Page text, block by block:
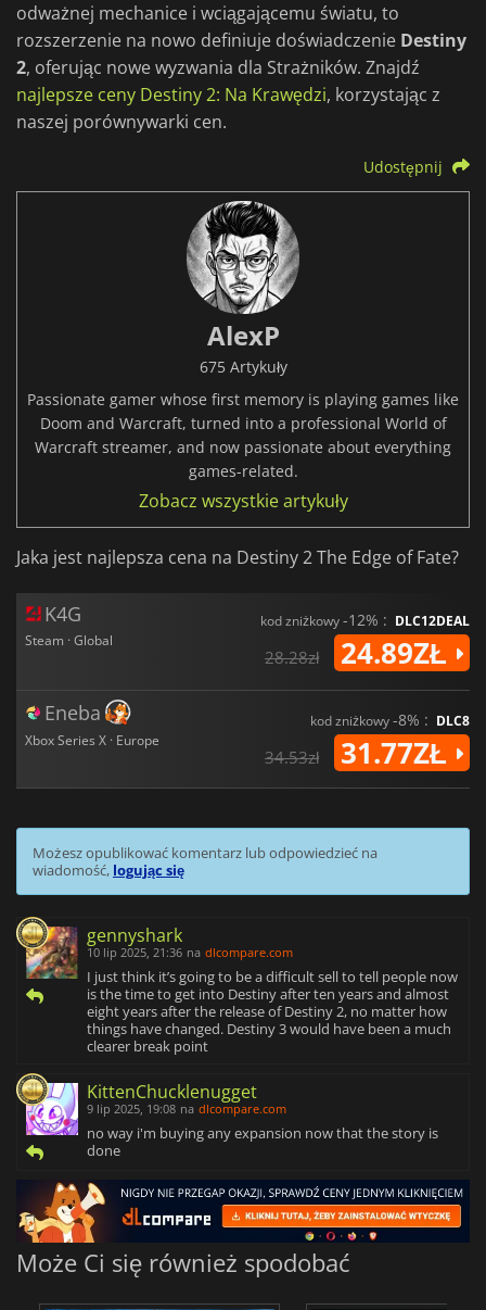
odważnej mechanice i wciągającemu światu, to
rozszerzenie na nowo definiuje doświadczenie Destiny
2, oferując nowe wyzwania dla Strażników. Znajdź
najlepsze ceny Destiny 2: Na Krawędzi, korzystając z
naszej porównywarki cen.
Udostępnij
AlexP
675 Artykuły
Passionate gamer whose first memory is playing games like
Doom and Warcraft, turned into a professional World of
Warcraft streamer, and now passionate about everything
games-related.
Zobacz wszystkie artykuły
Jaka jest najlepsza cena na Destiny 2 The Edge of Fate?
K4G
Steam · Global
kod zniżkowy-12% : DLC12DEAL
28.28zł 24.89ZŁ
Eneba
Xbox Series X · Europe
kod zniżkowy-8% : DLC8
34.53zł 31.77ZŁ
Możesz opublikować komentarz lub odpowiedzieć na
wiadomość, logując się
gennyshark
10 lip 2025, 21:36 na dlcompare.com
I just think it’s going to be a difficult sell to tell people now
is the time to get into Destiny after ten years and almost
eight years after the release of Destiny 2, no matter how
things have changed. Destiny 3 would have been a much
clearer break point
KittenChucklenugget
9 lip 2025, 19:08 na dlcompare.com
no way i'm buying any expansion now that the story is
done
Może Ci się również spodobać